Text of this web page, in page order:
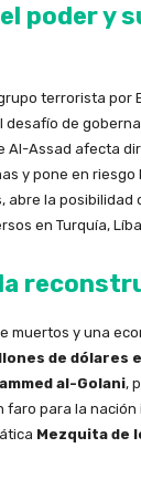
poder y
terrorista por
desafío de
Al-Assad afecta
y pone en riesgo
abre la posibilidad
en Turquía,
muertos y una
de dólares
al-Golani,
faro para la
Mezquita de